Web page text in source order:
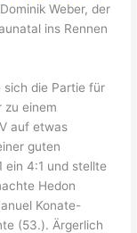
Weber, der
ins Rennen
die Partie für
zu einem
auf etwas
guten
ein 4:1 und stellte
Hedon
Konate-
(53.). Ärgerlich